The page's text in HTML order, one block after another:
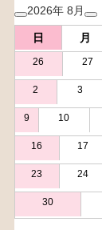
2026年 8月
日 月
26 27
2 3
9 10
16 17
23 24
30